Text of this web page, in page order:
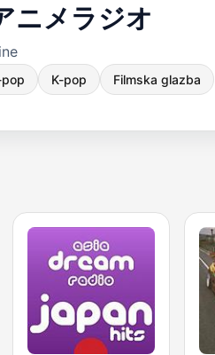
ニメラジオ
K-pop Filmska glazba